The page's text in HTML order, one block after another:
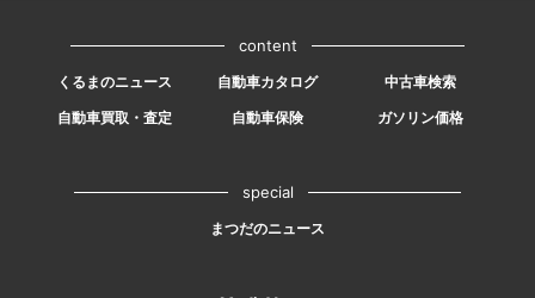
content
くるまのニュース 自動車カタログ
中古車検索
自動車買取・査定
自動車保険 ガソリン価格
special
まつだのニュース